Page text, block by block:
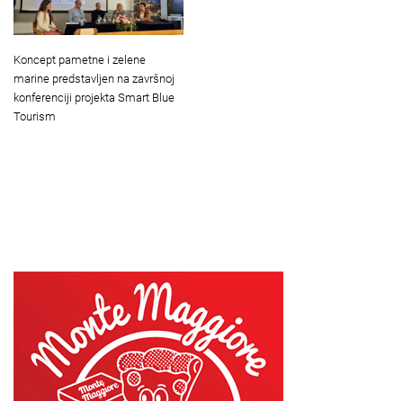
Koncept pametne i zelene
marine predstavljen na završnoj
konferenciji projekta Smart Blue
Tourism